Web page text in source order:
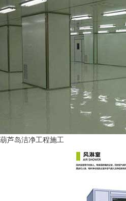
葫芦岛洁净工程施工